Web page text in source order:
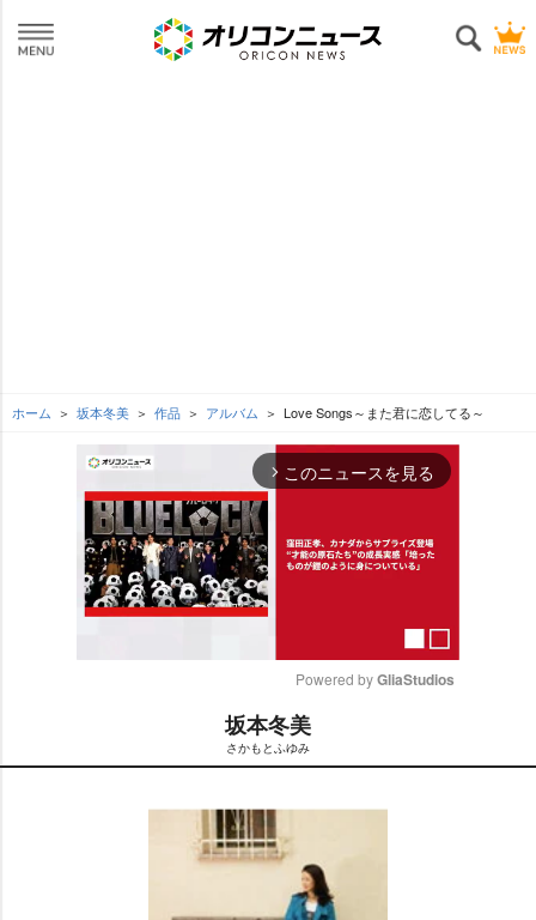
ホーム 坂本冬美 作品 アルバム Love Songs～また君に恋してる～
arrow_forward_ios このニュースを見る
t
Powered by GliaStudios
坂本冬美
さかもとふゆみ